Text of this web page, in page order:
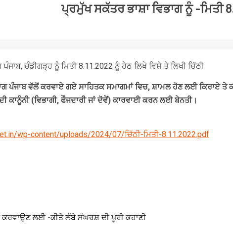
ਪ੍ਰਮੁੱਖ ਸਕੱਤਰ ਭਾਸ਼ਾ ਵਿਭਾਗ ਨੂੰ -ਮਿਤੀ
ਚੰਡੀਗੜ੍ਹ ਨੂੰ ਮਿਤੀ 8.11.2022 ਨੂੰ ਹੇਠ ਲਿਖੇ ਵਿਸ਼ੇ ਤੇ ਲਿਖੀ ਚਿੱਠੀ
ਪੰਜਾਬ ਵੱਲੋਂ ਕਰਵਾਏ ਗਏ ਸਾਹਿਤਕ ਸਮਾਗਮਾਂ ਵਿਚ, ਸ਼ਾਮਲ ਹੋਣ ਲਈ
ਕਾਨੂੰਨੀ (ਵਿਭਾਗੀ, ਫੌਜਦਾਰੀ ਜਾਂ ਦੋਵੇਂ) ਕਾਰਵਾਈ ਕਰਨ ਲਈ ਬੇਨਤੀ।
wp-content/uploads/2024/07/ਚਿੱਠੀ-ਮਿਤੀ-8.11.2022.pdf
ਕਰਵਾਉਣ ਲਈ -ਕੀਤੇ ਲੰਬੇ ਸੰਘਰਸ਼ ਦੀ ਪੂਰੀ ਕਹਾਣੀ